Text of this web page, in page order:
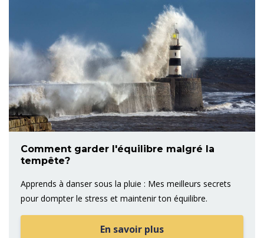
Comment garder l'équilibre malgré la
tempête?
Apprends à danser sous la pluie : Mes meilleurs secrets
pour dompter le stress et maintenir ton équilibre.
En savoir plus